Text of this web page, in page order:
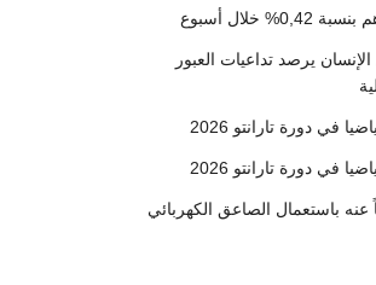
خلال أسبوع
يرصد تداعيات العبور
باستعمال الصاعق الكهربائي